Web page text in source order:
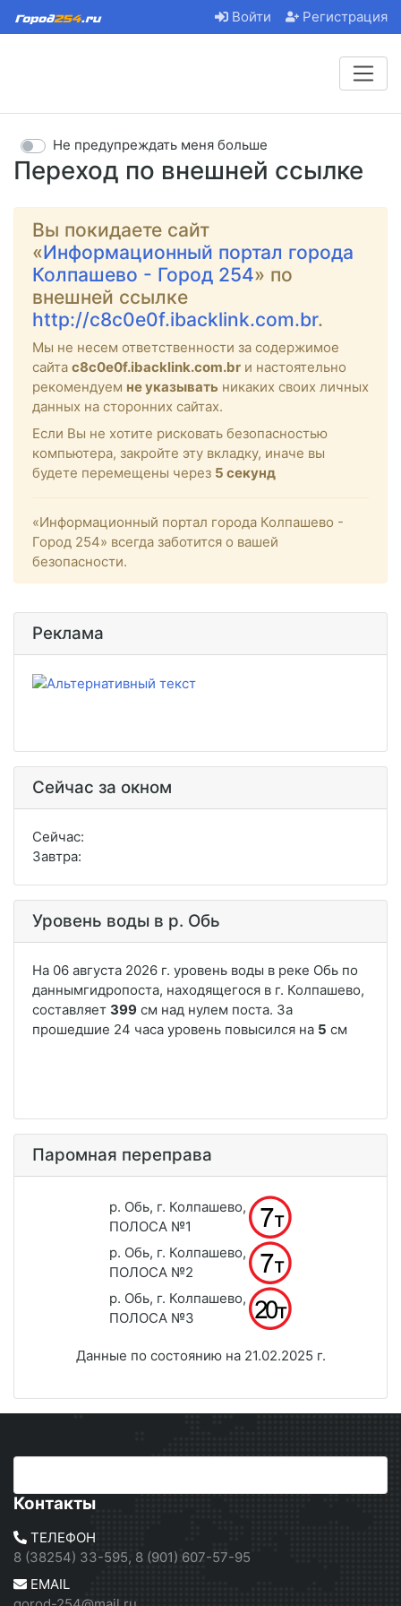
Войти Регистрация
Переход по внешней ссылке
Не предупреждать меня больше
Вы покидаете сайт
«Информационный портал города
Колпашево - Город 254» по
внешней ссылке
http://c8c0e0f.ibacklink.com.br.
Мы не несем ответственности за содержимое
сайта c8c0e0f.ibacklink.com.br и настоятельно
рекомендуем не указывать никаких своих личных
данных на сторонних сайтах.
Если Вы не хотите рисковать безопасностью
компьютера, закройте эту вкладку, иначе вы
будете перемещены через 4 секунд
«Информационный портал города Колпашево -
Город 254» всегда заботится о вашей
безопасности.
Реклама
Сейчас за окном
Сейчас:
Завтра:
Уровень воды в р. Обь
Паромная переправа
р. Обь, г. Колпашево,
ПОЛОСА №1
р. Обь, г. Колпашево,
ПОЛОСА №2
р. Обь, г. Колпашево,
ПОЛОСА №3
Данные по состоянию на 21.02.2025 г.
Контакты
ТЕЛЕФОН
8 (38254) 33-595, 8 (901) 607-57-95
EMAIL